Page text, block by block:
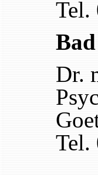
Tel.
Dr.
Tel.